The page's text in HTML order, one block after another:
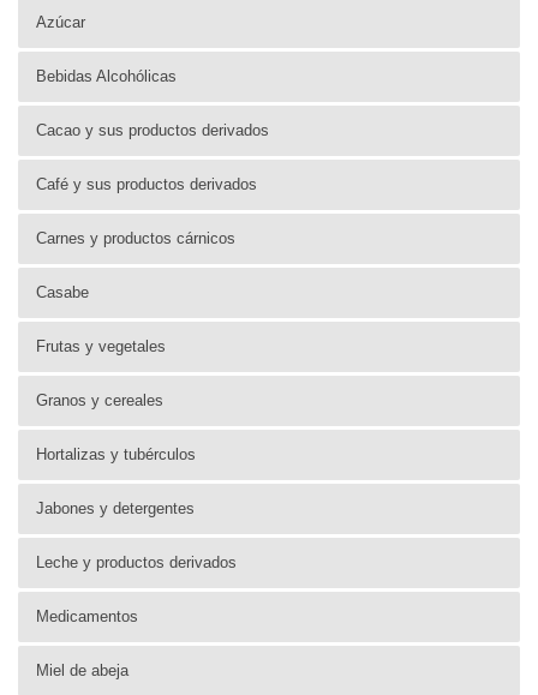
Azúcar
Bebidas Alcohólicas
Cacao y sus productos derivados
Café y sus productos derivados
Carnes y productos cárnicos
Casabe
Frutas y vegetales
Granos y cereales
Hortalizas y tubérculos
Jabones y detergentes
Leche y productos derivados
Medicamentos
Miel de abeja